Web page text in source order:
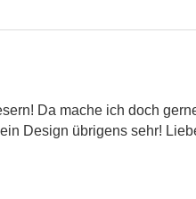
Da mache ich doch
Design übrigens sehr!